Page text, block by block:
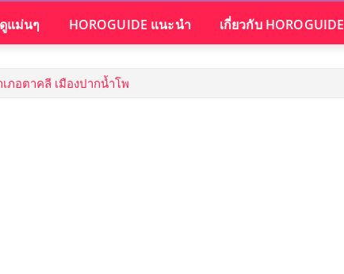
แม่นๆ HOROGUIDE แนะนำ เกี่ยวกับ HOROGUIDE
ภอตาคลี เมืองปากน้ำโพ